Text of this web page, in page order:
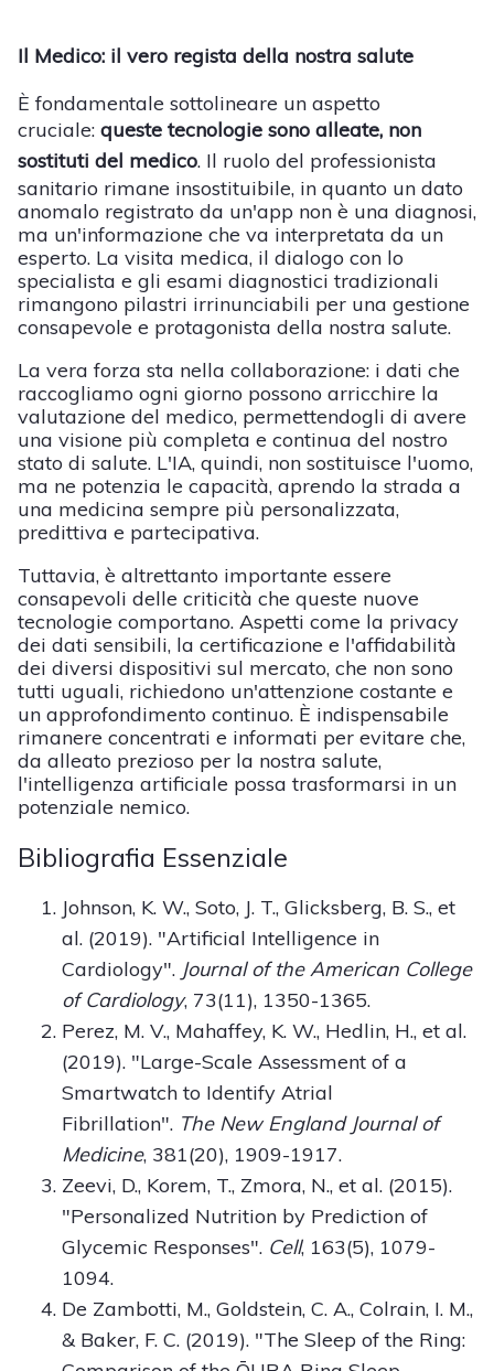
Il Medico: il vero regista della nostra salute
È fondamentale sottolineare un aspetto
cruciale: queste tecnologie sono alleate, non
sostituti del medico. Il ruolo del professionista
sanitario rimane insostituibile, in quanto un dato
anomalo registrato da un'app non è una diagnosi,
ma un'informazione che va interpretata da un
esperto. La visita medica, il dialogo con lo
specialista e gli esami diagnostici tradizionali
rimangono pilastri irrinunciabili per una gestione
consapevole e protagonista della nostra salute.
La vera forza sta nella collaborazione: i dati che
raccogliamo ogni giorno possono arricchire la
valutazione del medico, permettendogli di avere
una visione più completa e continua del nostro
stato di salute. L'IA, quindi, non sostituisce l'uomo,
ma ne potenzia le capacità, aprendo la strada a
una medicina sempre più personalizzata,
predittiva e partecipativa.
Tuttavia, è altrettanto importante essere
consapevoli delle criticità che queste nuove
tecnologie comportano. Aspetti come la privacy
dei dati sensibili, la certificazione e l'affidabilità
dei diversi dispositivi sul mercato, che non sono
tutti uguali, richiedono un'attenzione costante e
un approfondimento continuo. È indispensabile
rimanere concentrati e informati per evitare che,
da alleato prezioso per la nostra salute,
l'intelligenza artificiale possa trasformarsi in un
potenziale nemico.
Bibliografia Essenziale
Johnson, K. W., Soto, J. T., Glicksberg, B. S., et
al. (2019). "Artificial Intelligence in
Cardiology". Journal of the American College
of Cardiology, 73(11), 1350-1365.
Perez, M. V., Mahaffey, K. W., Hedlin, H., et al.
(2019). "Large-Scale Assessment of a
Smartwatch to Identify Atrial
Fibrillation". The New England Journal of
Medicine, 381(20), 1909-1917.
Zeevi, D., Korem, T., Zmora, N., et al. (2015).
"Personalized Nutrition by Prediction of
Glycemic Responses". Cell, 163(5), 1079-
1094.
De Zambotti, M., Goldstein, C. A., Colrain, I. M.,
& Baker, F. C. (2019). "The Sleep of the Ring: